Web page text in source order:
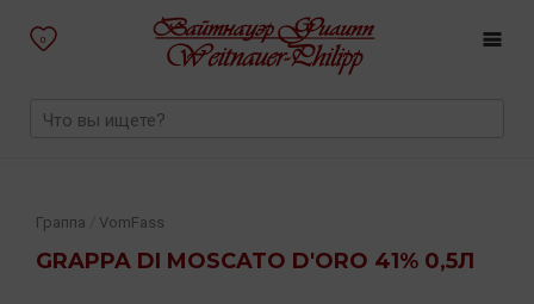
0
GRAPPA DI MOSCATO D'ORO 41% 0,5Л
Граппа VomFass